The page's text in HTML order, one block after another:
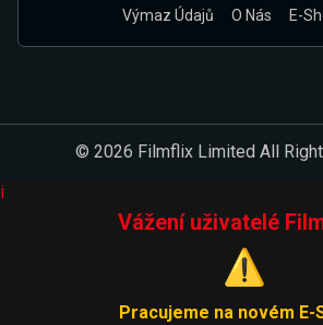
Výmaz Údajů
O Nás E-
© 2026 Filmflix Limited All
i
Vážení uživatelé
⚠️
Pracujeme na novém E-